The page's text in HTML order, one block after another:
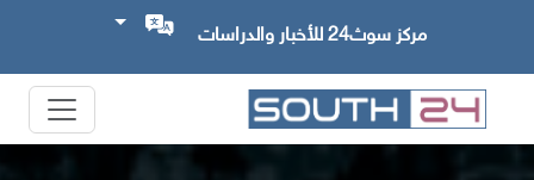
مركز سوث24 للأخبار والدراسات